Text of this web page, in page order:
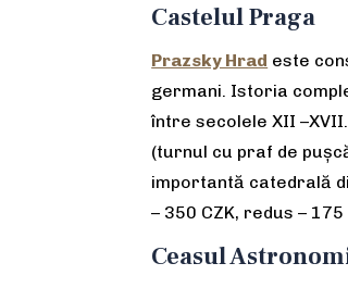
Castelul Praga
Prazsky Hrad este
germani. Istoria
între secolele XII
(turnul cu praf de
importantă catedrală
– 350 CZK, redus –
Ceasul